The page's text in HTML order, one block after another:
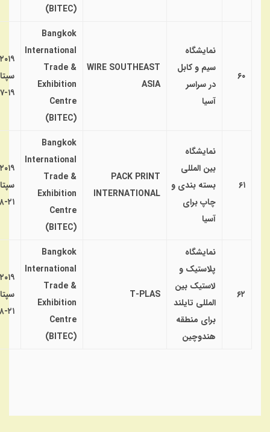
(BITEC)
۶۰
نمایشگاه
سیم و کابل
در سراسر
آسیا
WIRE SOUTHEAST
ASIA
Bangkok
International
Trade &
Exhibition
Centre
(BITEC)
۲۰۱۹
۱۹-۱۷
۶۱
نمایشگاه
بین المللی
بسته بندی و
چاپ برای
آسیا
PACK PRINT
INTERNATIONAL
Bangkok
International
Trade &
Exhibition
Centre
(BITEC)
۲۰۱۹
۲۱-۱۸
۶۲
نمایشگاه
پلاستیک و
لاستیک بین
المللی تایلند
برای منطقه
هندوچین
T-PLAS
Bangkok
International
Trade &
Exhibition
Centre
(BITEC)
۲۰۱۹
۲۱-۱۸